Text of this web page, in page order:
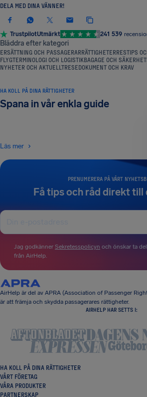
DELA MED DINA VÄNNER!
TrustpilotUtmärkt 241 539
Bläddra efter kategori
ERSÄTTNING OCH PASSAGERARRÄTTIGHETERRESTIPS
FLYGTERMINOLOGI OCH LOGISTIKBAGAGE OCH
NYHETER OCH AKTUELLTRESEDOKUMENT OCH KRAV
PRENUMERERA PÅ VÅRT
Få tips och råd direkt till
Jag godkänner Sekretesspolicyn och önskar ta
från AirHelp.
HA KOLL PÅ DINA RÄTTIGHETER
Spana in vår enkla guide
Läs mer
AirHelp är del av APRA (Association of Passenger
är att främja och skydda passagerares rättigheter.
AIRHELP HAR SETTS I:
HA KOLL PÅ DINA RÄTTIGHETER
VÅRT FÖRETAG
VÅRA PRODUKTER
PARTNERSKAP